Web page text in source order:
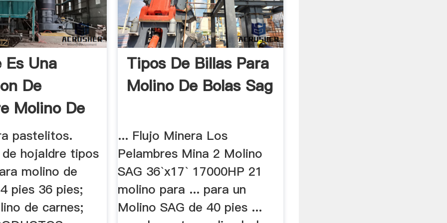
Es Una
De
Molino De
pastelitos.
hojaldre tipos
molino de
pies 36 pies;
de carnes;
Tipos De Billas Para
Molino De Bolas Sag
... Flujo Minera Los
Pelambres Mina 2 Molino
SAG 36`x17` 17000HP 21
molino para ... para un
Molino SAG de 40 pies ...